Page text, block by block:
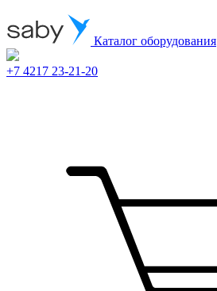
Каталог оборудования
+7 4217 23-21-20